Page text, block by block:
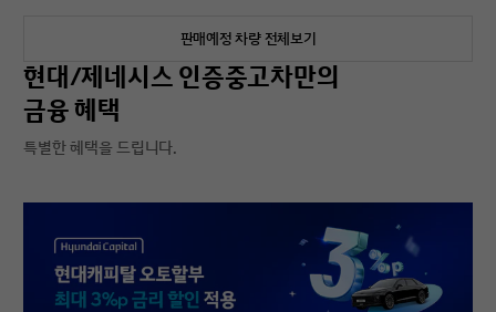
판매예정 차량 전체보기
현대/제네시스 인증중고차만의
금융 혜택
특별한 혜택을 드립니다.